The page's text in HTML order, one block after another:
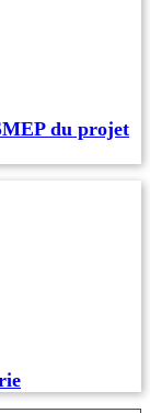
du projet